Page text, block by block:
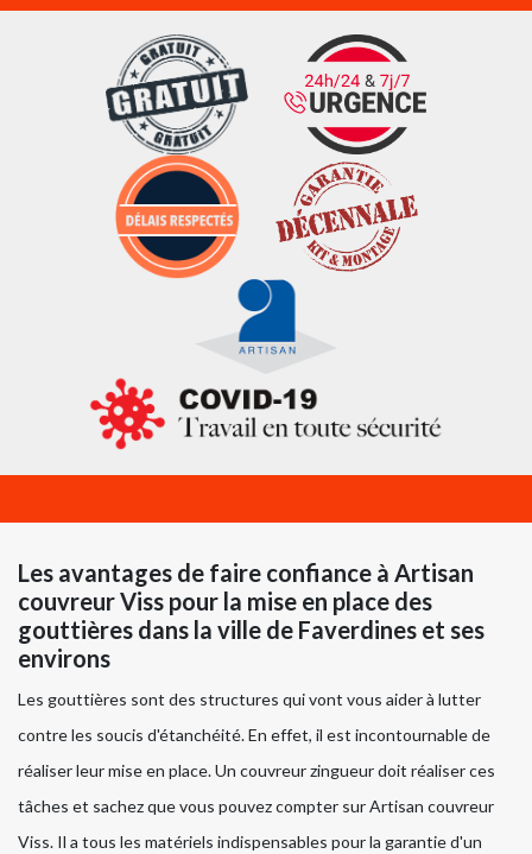
Les avantages de faire confiance à Artisan
couvreur Viss pour la mise en place des
gouttières dans la ville de Faverdines et ses
environs
Les gouttières sont des structures qui vont vous aider à lutter
contre les soucis d'étanchéité. En effet, il est incontournable de
réaliser leur mise en place. Un couvreur zingueur doit réaliser ces
tâches et sachez que vous pouvez compter sur Artisan couvreur
Viss. Il a tous les matériels indispensables pour la garantie d'un